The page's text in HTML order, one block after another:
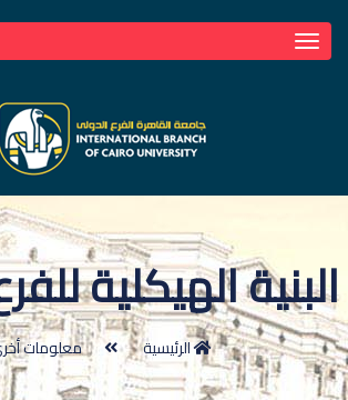
navigation
البنية الهيكلية
الرئيسية معلومات